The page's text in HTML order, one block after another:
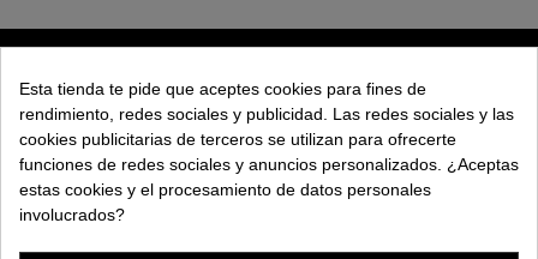
EXPLORAR
EMPRESA
Esta tienda te pide que aceptes cookies para fines de
rendimiento, redes sociales y publicidad. Las redes sociales y las
cookies publicitarias de terceros se utilizan para ofrecerte
funciones de redes sociales y anuncios personalizados. ¿Aceptas
estas cookies y el procesamiento de datos personales
involucrados?